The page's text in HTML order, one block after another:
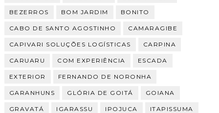
BEZERROS BOM JARDIM BONITO
CABO DE SANTO AGOSTINHO CAMARAGIBE
CAPIVARI SOLUÇÕES LOGÍSTICAS CARPINA
CARUARU COM EXPERIÊNCIA ESCADA
EXTERIOR FERNANDO DE NORONHA
GARANHUNS GLÓRIA DE GOITÁ GOIANA
GRAVATÁ IGARASSU IPOJUCA ITAPISSUMA